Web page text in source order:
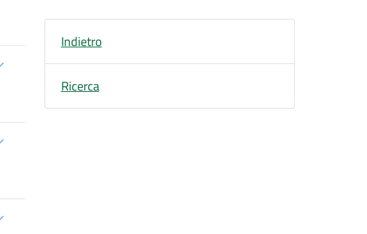
Indietro
Ricerca